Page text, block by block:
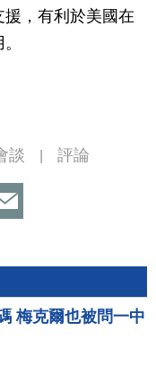
，有利於美國在
談 評論
梅克爾也被問一中